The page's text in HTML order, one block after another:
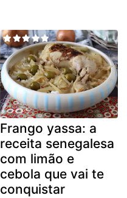
Frango yassa: a
receita senegalesa
com limão e
cebola que vai te
conquistar